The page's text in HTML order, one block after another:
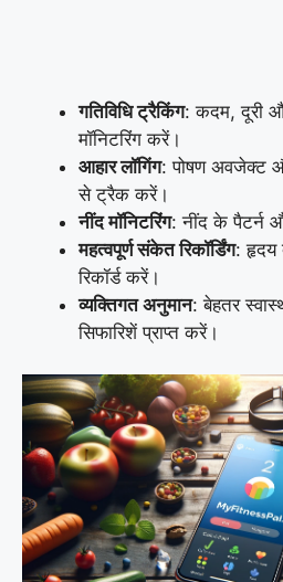
गतिविधि ट्रैकिंग: कदम, दूरी
मॉनिटरिंग करें।
आहार लॉगिंग: पोषण अवजेक्ट
से ट्रैक करें।
नींद मॉनिटरिंग: नींद के पैटर्न
महत्वपूर्ण संकेत रिकॉर्डिंग: हृदय
रिकॉर्ड करें।
व्यक्तिगत अनुमान: बेहतर
सिफारिशें प्राप्त करें।